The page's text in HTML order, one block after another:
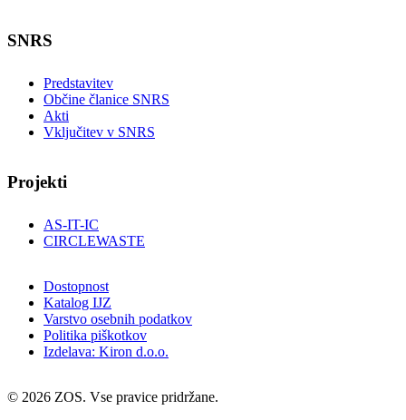
SNRS
Predstavitev
Občine članice SNRS
Akti
Vključitev v SNRS
Projekti
AS-IT-IC
CIRCLEWASTE
© 2026 ZOS. Vse pravice pridržane.
Dostopnost
Katalog IJZ
Varstvo osebnih podatkov
Politika piškotkov
Izdelava: Kiron d.o.o.